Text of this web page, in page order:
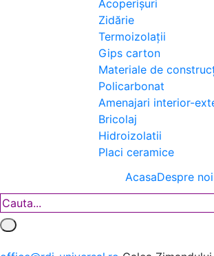
Acoperișuri
Zidărie
Termoizolații
Gips carton
Materiale de
Policarbonat
Amenajari interior-
Bricolaj
Hidroizolatii
Placi ceramice
AcasaDespre noi